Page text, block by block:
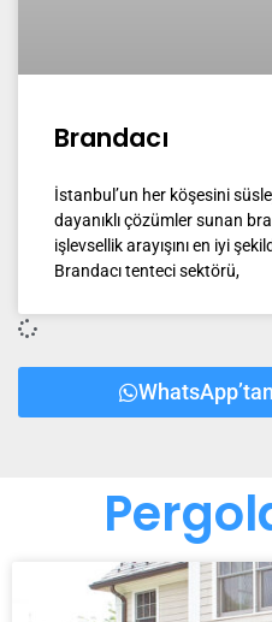
Brandacı
İstanbul’un her köşesini
dayanıklı çözümler sunan
işlevsellik arayışını en iyi
Brandacı tenteci sektörü,